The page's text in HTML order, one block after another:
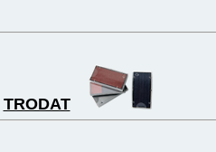
TRODAT